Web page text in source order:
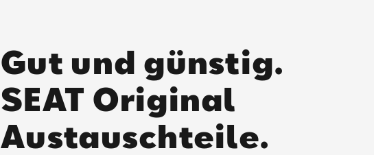
Gut und günstig.
SEAT Original
Austauschteile.